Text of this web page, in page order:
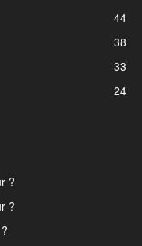
44
38
33
24
?
?